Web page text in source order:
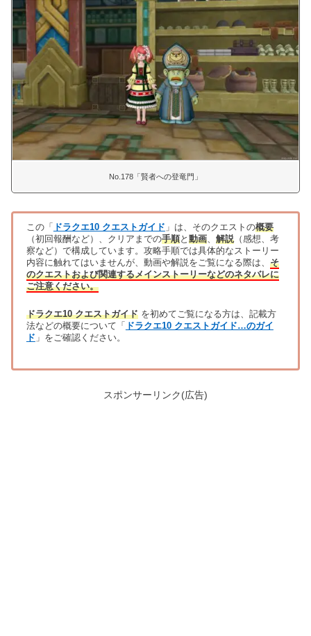
No.178「賢者への登竜門」
この「 ドラクエ10 クエストガイド 」は、そのクエストの概要
（初回報酬など）、クリアまでの手順と 動画、 解説（感想、考
察など）で構成しています。攻略手順では具体的なストーリー
内容に触れてはいませんが、動画や解説をご覧になる際は、 そ
のクエストおよび関連するメインストーリーなどのネタバレに
ご注意ください。
ドラクエ10 クエストガイドを初めてご覧になる方は、記載方
法などの概要について「
ドラクエ10 クエストガイド…のガイ
ド 」をご確認ください。
スポンサーリンク(広告)